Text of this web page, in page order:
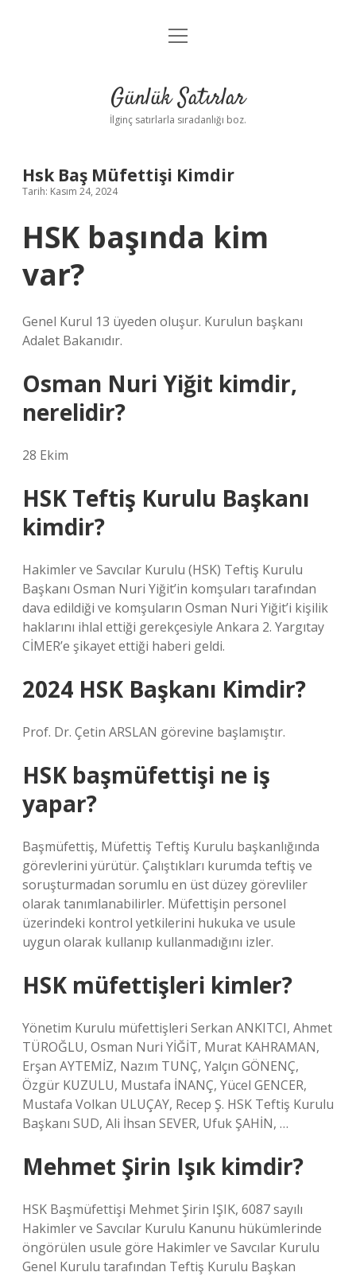
Anasayfa
Yasal Uyarı
menüyü
Günlük Satırlar
İlginç satırlarla sıradanlığı boz.
Hsk Baş Müfettişi Kimdir
Tarih: Kasım 24, 2024
HSK başında kim
var?
Genel Kurul 13 üyeden oluşur. Kurulun başkanı
Adalet Bakanıdır.
Osman Nuri Yiğit kimdir,
nerelidir?
28 Ekim
HSK Teftiş Kurulu Başkanı
kimdir?
Hakimler ve Savcılar Kurulu (HSK) Teftiş Kurulu
Başkanı Osman Nuri Yiğit’in komşuları tarafından
dava edildiği ve komşuların Osman Nuri Yiğit’i kişilik
haklarını ihlal ettiği gerekçesiyle Ankara 2. Yargıtay
CİMER’e şikayet ettiği haberi geldi.
2024 HSK Başkanı Kimdir?
Prof. Dr. Çetin ARSLAN görevine başlamıştır.
HSK başmüfettişi ne iş
yapar?
Başmüfettiş, Müfettiş Teftiş Kurulu başkanlığında
görevlerini yürütür. Çalıştıkları kurumda teftiş ve
soruşturmadan sorumlu en üst düzey görevliler
olarak tanımlanabilirler. Müfettişin personel
üzerindeki kontrol yetkilerini hukuka ve usule
uygun olarak kullanıp kullanmadığını izler.
HSK müfettişleri kimler?
Yönetim Kurulu müfettişleri Serkan ANKITCI, Ahmet
TÜROĞLU, Osman Nuri YİĞİT, Murat KAHRAMAN,
Erşan AYTEMİZ, Nazım TUNÇ, Yalçın GÖNENÇ,
Özgür KUZULU, Mustafa İNANÇ, Yücel GENCER,
Mustafa Volkan ULUÇAY, Recep Ş. HSK Teftiş Kurulu
Başkanı SUD, Ali İhsan SEVER, Ufuk ŞAHİN, …
Mehmet Şirin Işık kimdir?
HSK Başmüfettişi Mehmet Şirin IŞIK, 6087 sayılı
Hakimler ve Savcılar Kurulu Kanunu hükümlerinde
öngörülen usule göre Hakimler ve Savcılar Kurulu
Genel Kurulu tarafından Teftiş Kurulu Başkan